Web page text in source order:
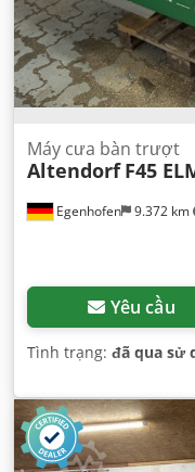
Egenhofen 9.372 km
Máy cưa bàn trượt
Altendorf F45
Yêu cầu
Tình trạng: đã qua sử